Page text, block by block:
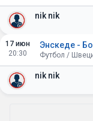
nik nik
17 июн
20:30
nik nik
Энскеде -
Футбол /